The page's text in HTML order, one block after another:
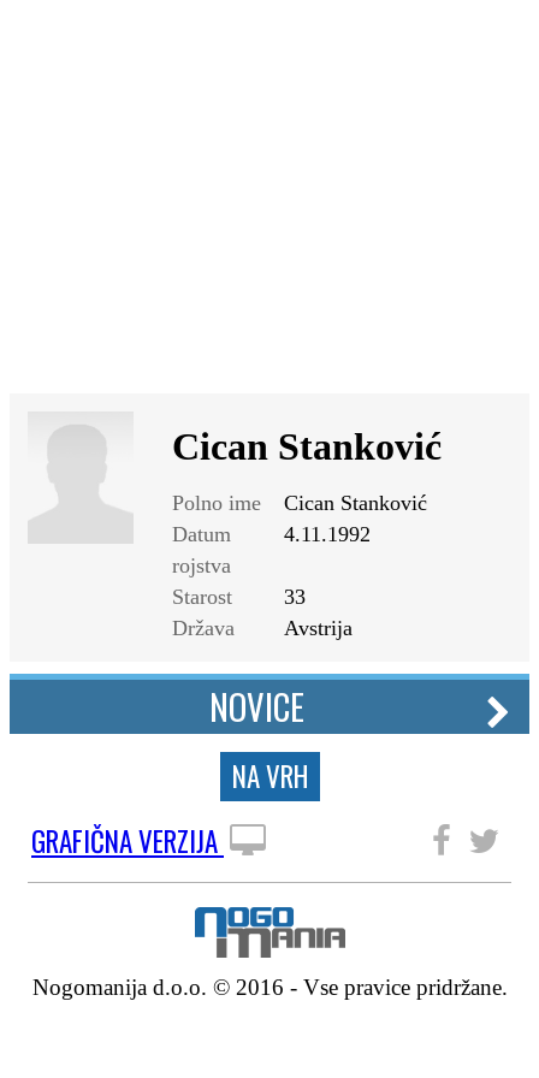
Cican Stanković
Polno ime
Cican Stanković
Datum
rojstva
4.11.1992
Starost
33
Država
Avstrija
NOVICE
NA VRH
GRAFIČNA VERZIJA
Nogomanija d.o.o. © 2016 - Vse pravice pridržane.